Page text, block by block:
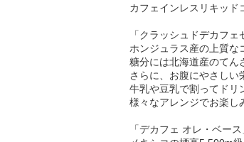
カフェインレスリキッド
「クラッシュドデカフ
ホンジュラス産の上質な
糖分には北海道産のてん
さらに、お腹にやさしい
牛乳や豆乳で割ってドリ
様々なアレンジでお楽し
「デカフェ オレ・ベー